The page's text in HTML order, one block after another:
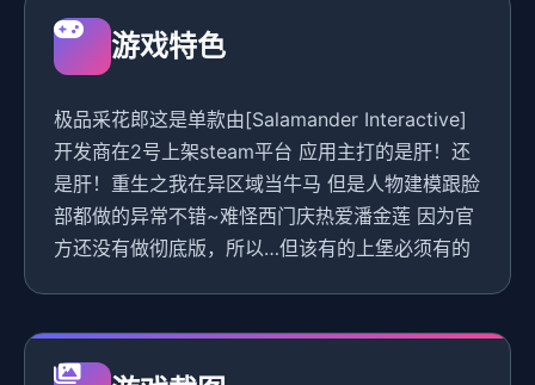
游戏特色
极品采花郎这是单款由[Salamander Interactive]
开发商在2号上架steam平台 应用主打的是肝！还
是肝！重生之我在异区域当牛马 但是人物建模跟脸
部都做的异常不错~难怪西门庆热爱潘金莲 因为官
方还没有做彻底版，所以…但该有的上堡必须有的